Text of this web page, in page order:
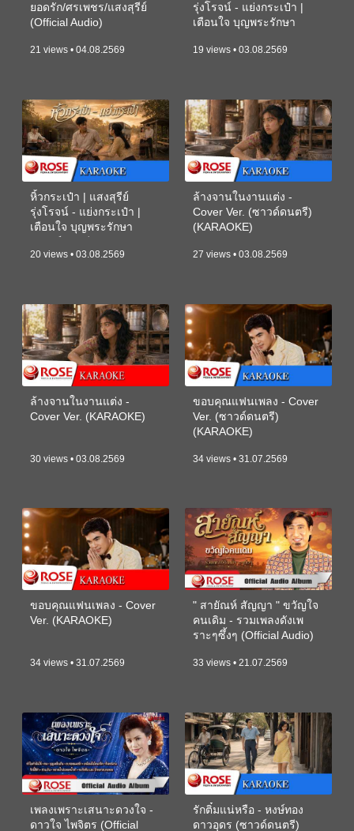
ยอดรัก/ศรเพชร/แสงสุรีย์
(Official Audio)
21 views • 04.08.2569
รุ่งโรจน์ - แย่งกระเป๋า |
เตือนใจ บุญพระรักษา
19 views • 03.08.2569
หิ้วกระเป๋า | แสงสุรีย์
รุ่งโรจน์ - แย่งกระเป๋า |
เตือนใจ บุญพระรักษา
20 views • 03.08.2569
ล้างจานในงานแต่ง -
Cover Ver. (ซาวด์ดนตรี)
(KARAOKE)
27 views • 03.08.2569
ล้างจานในงานแต่ง -
Cover Ver. (KARAOKE)
30 views • 03.08.2569
ขอบคุณแฟนเพลง - Cover
Ver. (ซาวด์ดนตรี)
(KARAOKE)
34 views • 31.07.2569
ขอบคุณแฟนเพลง - Cover
Ver. (KARAOKE)
34 views • 31.07.2569
" สายัณห์ สัญญา " ขวัญใจ
คนเดิม - รวมเพลงดังเพ
ราะๆซึ้งๆ (Official Audio)
33 views • 21.07.2569
เพลงเพราะเสนาะดวงใจ -
ดาวใจ ไพจิตร (Official
รักติ๋มแน่หรือ - หงษ์ทอง
ดาวอุดร (ซาวด์ดนตรี)